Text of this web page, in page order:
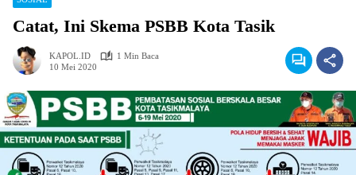
Catat, Ini Skema PSBB Kota Tasik
KAPOL.ID
1 Min Baca
10 Mei 2020